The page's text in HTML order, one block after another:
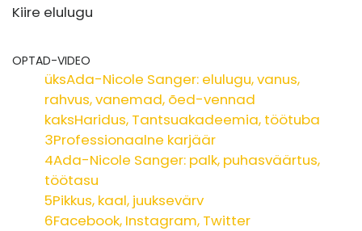
Kiire elulugu
OPTAD-VIDEO
üksAda-Nicole Sanger: elulugu, vanus,
rahvus, vanemad, õed-vennad
kaksHaridus, Tantsuakadeemia, töötuba
3Professionaalne karjäär
4Ada-Nicole Sanger: palk, puhasväärtus,
töötasu
5Pikkus, kaal, juuksevärv
6Facebook, Instagram, Twitter